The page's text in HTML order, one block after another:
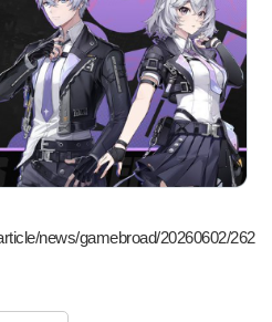
news/gamebroad/20260602/262